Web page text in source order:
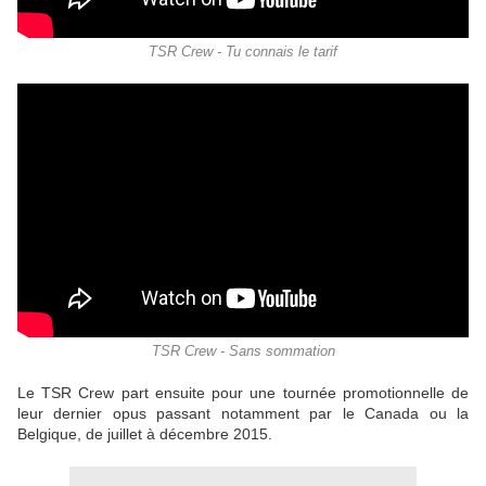
TSR Crew - Tu connais le tarif
TSR Crew - Sans sommation
Le TSR Crew part ensuite pour une tournée promotionnelle de
leur dernier opus passant notamment par le Canada ou la
Belgique, de juillet à décembre 2015.